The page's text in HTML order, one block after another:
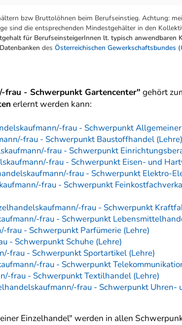
bzw Bruttolöhnen beim Berufseinstieg. Achtung:
sind die entsprechenden Mindestgehälter in den
für BerufseinsteigerInnen lt. typisch anwendbaren
des Österreichischen Gewerkschaftsbundes
frau - Schwerpunkt Gartencenter" gehört
erlernt werden kann:
frau - Schwerpunkt
frau - Schwerpunkt Baustoffhandel (Lehre)
frau - Schwerpunkt
frau - Schwerpunkt Eisen- und
frau - Schwerpunkt Elektro-
frau - Schwerpunkt
frau - Schwerpunkt
frau - Schwerpunkt
frau - Schwerpunkt Parfümerie (Lehre)
- Schwerpunkt Schuhe (Lehre)
frau - Schwerpunkt Sportartikel (Lehre)
frau - Schwerpunkt
frau - Schwerpunkt Textilhandel (Lehre)
frau - Schwerpunkt Uhren-
Einzelhandel" werden in allen